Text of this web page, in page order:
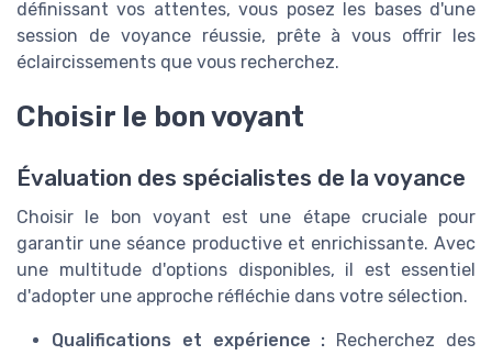
définissant vos attentes, vous posez les bases d'une
session de voyance réussie, prête à vous offrir les
éclaircissements que vous recherchez.
Choisir le bon voyant
Évaluation des spécialistes de la voyance
Choisir le bon voyant est une étape cruciale pour
garantir une séance productive et enrichissante. Avec
une multitude d'options disponibles, il est essentiel
d'adopter une approche réfléchie dans votre sélection.
Qualifications et expérience : Recherchez des